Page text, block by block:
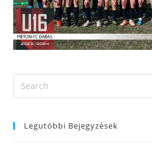
Legutóbbi Bejegyzések